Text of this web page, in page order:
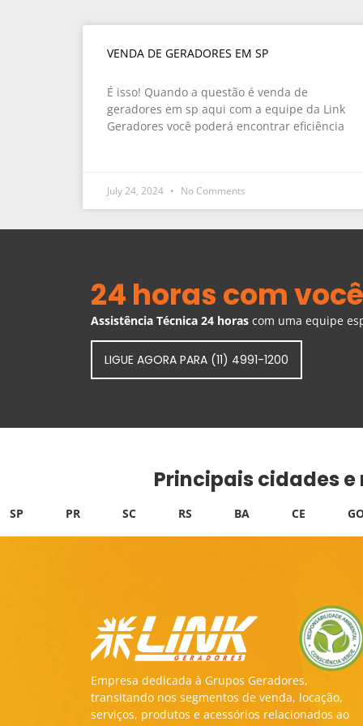
VENDA DE GERADORES EM SP
É isso! Quando a questão é venda de
geradores em sp aqui com a equipe da Link
Geradores você poderá encontrar eficiência
July 24, 2024 No Comments
24 horas com
Assistência Técnica 24 horas com uma equipe
LIGUE AGORA PARA (11) 4991-1200
Principais cidades e
SP PR SC RS BA CE
Empresa dedicada à Grupos Geradores,
transitando nos segmentos de venda, locação,
serviços, produtos e acessórios relacionados ao